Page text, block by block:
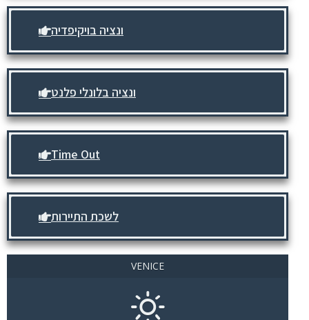
ונציה בויקיפדיה
ונציה בלונלי פלנט
Time Out
לשכת התיירות
VENICE